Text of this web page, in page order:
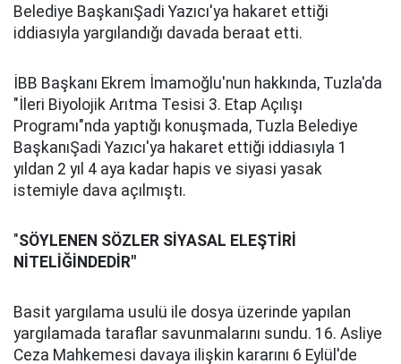
Belediye BaşkanıŞadi Yazıcı'ya hakaret ettiği
iddiasıyla yargılandığı davada beraat etti.
İBB Başkanı Ekrem İmamoğlu'nun hakkında, Tuzla'da
"İleri Biyolojik Arıtma Tesisi 3. Etap Açılışı
Programı"nda yaptığı konuşmada, Tuzla Belediye
BaşkanıŞadi Yazıcı'ya hakaret ettiği iddiasıyla 1
yıldan 2 yıl 4 aya kadar hapis ve siyasi yasak
istemiyle dava açılmıştı.
"SÖYLENEN SÖZLER SİYASAL ELEŞTİRİ
NİTELİĞİNDEDİR"
Basit yargılama usulü ile dosya üzerinde yapılan
yargılamada taraflar savunmalarını sundu. 16. Asliye
Ceza Mahkemesi davaya ilişkin kararını 6 Eylül'de